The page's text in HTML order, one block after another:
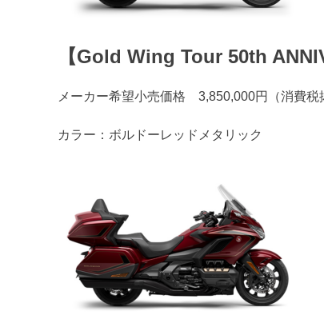
【Gold Wing Tour 50th
メーカー希望小売価格 3,850,000円（消費
カラー：ボルドーレッドメタリック